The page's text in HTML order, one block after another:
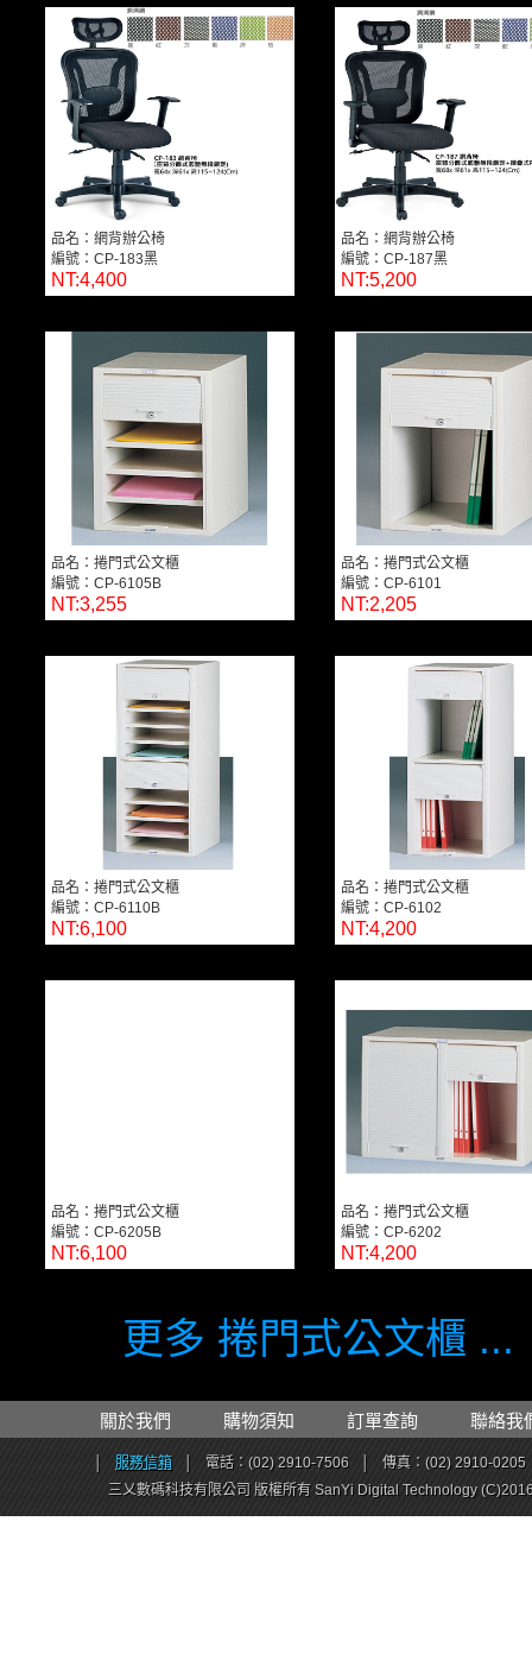
品名：網背辦公椅
編號：CP-183黑
NT:4,400
品名：網背辦公椅
編號：CP-187黑
NT:5,200
品名：捲門式公文櫃
編號：CP-6105B
NT:3,255
品名：捲門式公文櫃
編號：CP-6101
NT:2,205
品名：捲門式公文櫃
編號：CP-6110B
NT:6,100
品名：捲門式公文櫃
編號：CP-6102
NT:4,200
品名：捲門式公文櫃
編號：CP-6205B
NT:6,100
品名：捲門式公文櫃
編號：CP-6202
NT:4,200
更多 捲門式公文櫃 ...
關於我們 購物須知 訂單查詢 聯絡我
服務信箱 電話：(02) 2910-7506
傳真：(02) 2910-0205
三乂數碼科技有限公司 版權所有 SanYi Digital Technology